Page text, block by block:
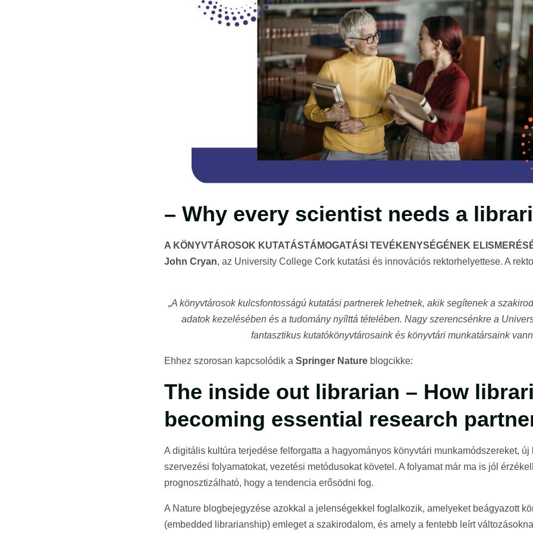
– Why every scientist needs a
A KÖNYVTÁROSOK KUTATÁSTÁMOGATÁSI TEVÉKENYSÉGÉNEK
John Cryan, az University College Cork kutatási és innovációs rektorhelyettese. A
„A könyvtárosok kulcsfontosságú kutatási partnerek lehetnek, akik segítenek a
adatok kezelésében és a tudomány nyílttá tételében. Nagy szerencsénkre a
fantasztikus kutatókönyvtárosaink és könyvtári munkatársaink
Ehhez szorosan kapcsolódik a Springer Nature blogcikke:
The inside out librarian – How
becoming essential research
A digitális kultúra terjedése felforgatta a hagyományos könyvtári munkamódszereket, új
szervezési folyamatokat, vezetési metódusokat követel. A folyamat már ma is jól
prognosztizálható, hogy a tendencia erősödni fog.
A Nature blogbejegyzése azokkal a jelenségekkel foglalkozik, amelyeket beágyazott
(embedded librarianship) emleget a szakirodalom, és amely a fentebb leírt